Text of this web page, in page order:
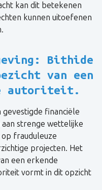
kan dit betekenen
kunnen uitoefenen
Bithide
van een
autoriteit.
gevestigde financiële
strenge wettelijke
frauduleuze
projecten. Het
een erkende
vormt in dit opzicht